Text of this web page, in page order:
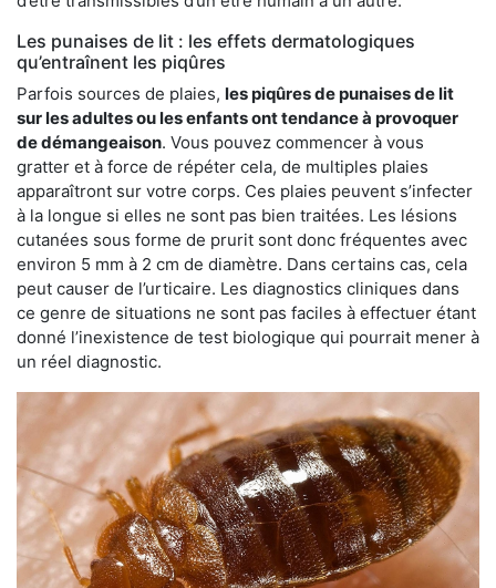
Les punaises de lit : les effets dermatologiques
qu’entraînent les piqûres
Parfois sources de plaies, les piqûres de punaises de lit
sur les adultes ou les enfants ont tendance à provoquer
de démangeaison. Vous pouvez commencer à vous
gratter et à force de répéter cela, de multiples plaies
apparaîtront sur votre corps. Ces plaies peuvent s’infecter
à la longue si elles ne sont pas bien traitées. Les lésions
cutanées sous forme de prurit sont donc fréquentes avec
environ 5 mm à 2 cm de diamètre. Dans certains cas, cela
peut causer de l’urticaire. Les diagnostics cliniques dans
ce genre de situations ne sont pas faciles à effectuer étant
donné l’inexistence de test biologique qui pourrait mener à
un réel diagnostic.